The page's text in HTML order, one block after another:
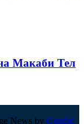
Макаби Тел
News by Candid